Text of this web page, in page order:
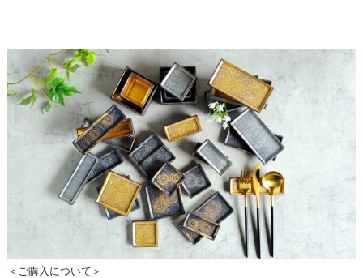
＜ご購入について＞